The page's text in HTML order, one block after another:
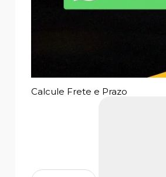
Calcule Frete e Prazo